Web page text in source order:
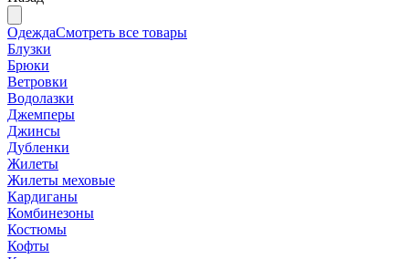
ОдеждаСмотреть все товары
Блузки
Брюки
Ветровки
Водолазки
Джемперы
Джинсы
Дубленки
Жилеты
Жилеты меховые
Кардиганы
Комбинезоны
Костюмы
Кофты